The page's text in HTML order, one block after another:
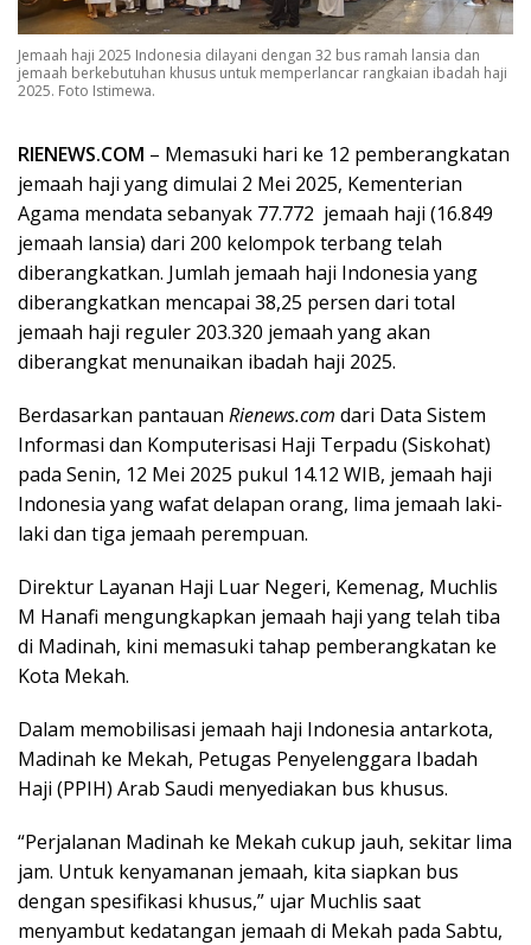
Jemaah haji 2025 Indonesia dilayani dengan 32 bus ramah lansia dan
jemaah berkebutuhan khusus untuk memperlancar rangkaian ibadah haji
2025. Foto Istimewa.
RIENEWS.COM – Memasuki hari ke 12 pemberangkatan
jemaah haji yang dimulai 2 Mei 2025, Kementerian
Agama mendata sebanyak 77.772 jemaah haji (16.849
jemaah lansia) dari 200 kelompok terbang telah
diberangkatkan. Jumlah jemaah haji Indonesia yang
diberangkatkan mencapai 38,25 persen dari total
jemaah haji reguler 203.320 jemaah yang akan
diberangkat menunaikan ibadah haji 2025.
Berdasarkan pantauan Rienews.com dari Data Sistem
Informasi dan Komputerisasi Haji Terpadu (Siskohat)
pada Senin, 12 Mei 2025 pukul 14.12 WIB, jemaah haji
Indonesia yang wafat delapan orang, lima jemaah laki-
laki dan tiga jemaah perempuan.
Direktur Layanan Haji Luar Negeri, Kemenag, Muchlis
M Hanafi mengungkapkan jemaah haji yang telah tiba
di Madinah, kini memasuki tahap pemberangkatan ke
Kota Mekah.
Dalam memobilisasi jemaah haji Indonesia antarkota,
Madinah ke Mekah, Petugas Penyelenggara Ibadah
Haji (PPIH) Arab Saudi menyediakan bus khusus.
“Perjalanan Madinah ke Mekah cukup jauh, sekitar lima
jam. Untuk kenyamanan jemaah, kita siapkan bus
dengan spesifikasi khusus,” ujar Muchlis saat
menyambut kedatangan jemaah di Mekah pada Sabtu,